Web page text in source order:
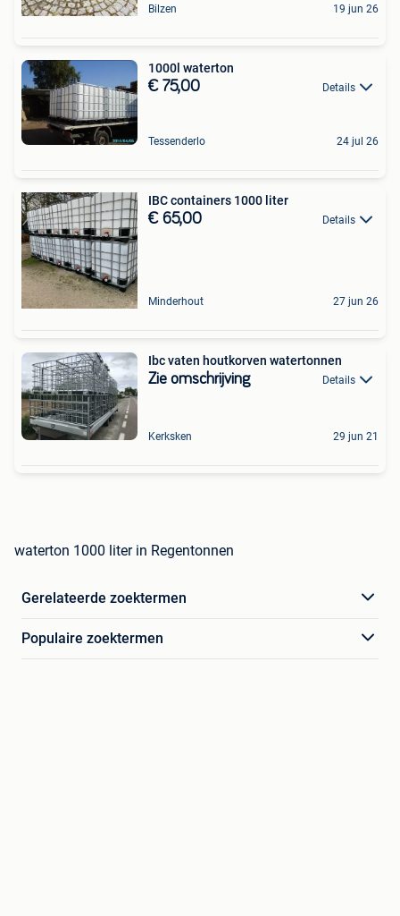
Bilzen 19 jun 26
1000l waterton
€ 75,00 Details
Tessenderlo 24 jul 26
IBC containers 1000 liter
€ 65,00 Details
Minderhout 27 jun 26
Ibc vaten houtkorven watertonnen
Zie omschrijving Details
Kerksken 29 jun 21
waterton 1000 liter in Regentonnen
Gerelateerde zoektermen
Populaire zoektermen